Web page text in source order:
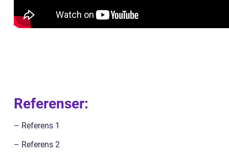
Referenser:
– Referens 1
– Referens 2